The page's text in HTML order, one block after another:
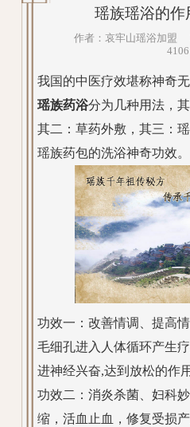
瑶族瑶浴的作
作者：哀牢山瑶浴加盟
4106
我国的中医疗效堪称神奇
瑶族药浴分为几种用法，
其二：草药外敷，其三：
瑶族药包的洗浴神奇功效。
功效一：改善情调、提高
毛细孔进入人体循环产生
进神经兴奋,达到放松的作用
功效二：消炎杀菌、妇科
缩，活血止血，修复受损